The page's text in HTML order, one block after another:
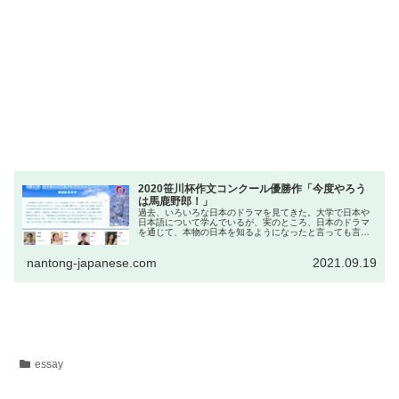
2020笹川杯作文コンクール優勝作「今度やろう
は馬鹿野郎！」
過去、いろいろな日本のドラマを見てきた。大学で日本や
日本語について学んでいるが、実のところ、日本のドラマ
を通じて、本物の日本を知るようになったと言っても言い
士山などとてもすばらしい。
nantong-japanese.com 2021.09.19
essay